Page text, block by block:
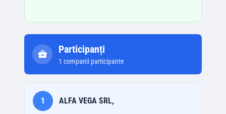
Participanți
1 companii participante
1 ALFA VEGA SRL,